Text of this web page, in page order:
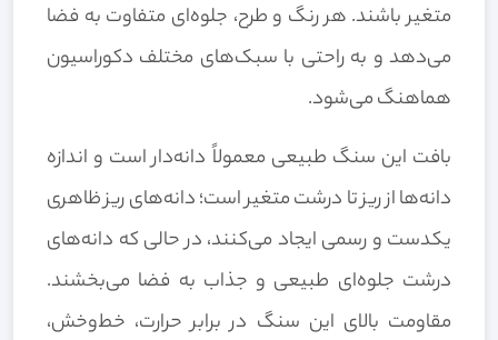
متغیر باشند. هر رنگ و طرح، جلوه‌ای متفاوت به فضا
می‌دهد و به راحتی با سبک‌های مختلف دکوراسیون
هماهنگ می‌شود.
بافت این سنگ طبیعی معمولاً دانه‌دار است و اندازه
دانه‌ها از ریز تا درشت متغیر است؛ دانه‌های ریز ظاهری
یکدست و رسمی ایجاد می‌کنند، در حالی که دانه‌های
درشت جلوه‌ای طبیعی و جذاب به فضا می‌بخشند.
مقاومت بالای این سنگ در برابر حرارت، خط‌وخش،